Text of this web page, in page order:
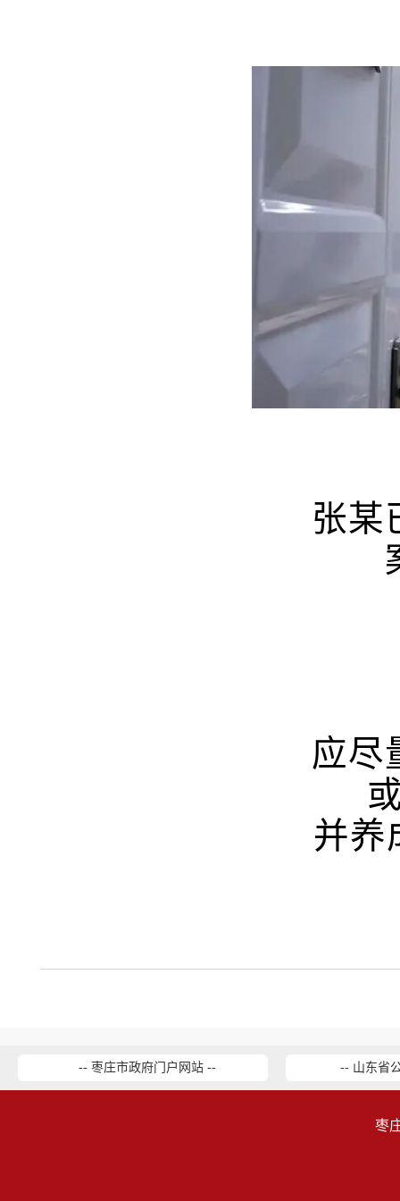
张某
应尽
并养
-- 枣庄市政府门户网站 -- -- 山东省
枣